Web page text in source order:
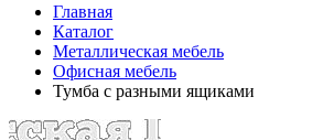
Главная
Каталог
Металлическая мебель
Офисная мебель
Тумба с разными ящиками